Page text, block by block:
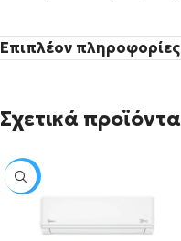
Επιπλέον πληροφορίες
Σχετικά προϊόντα
SALE